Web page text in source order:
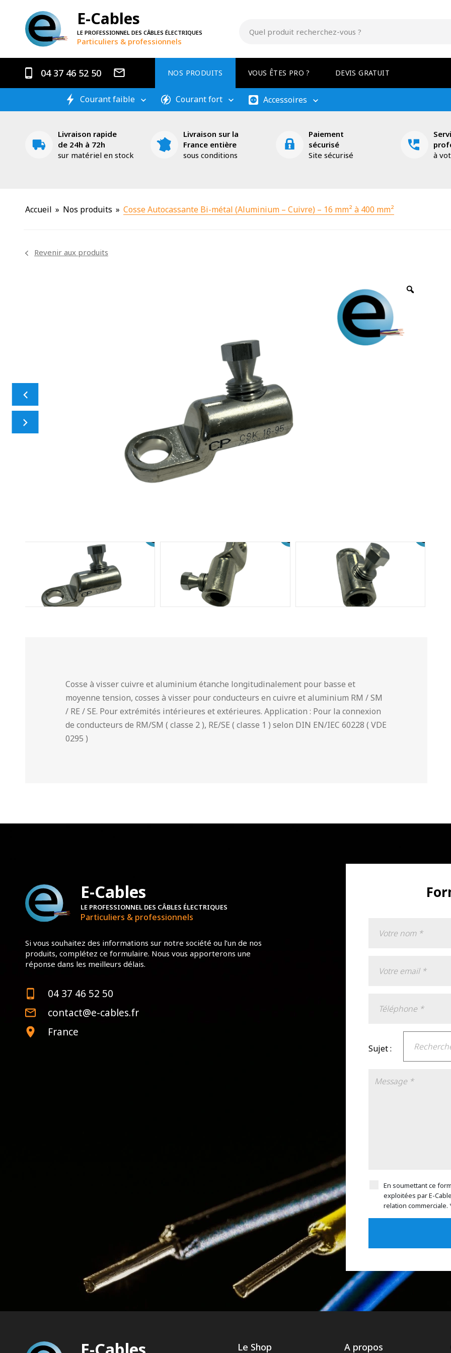
E-Cables
LE PROFESSIONNEL DES CÂBLES ÉLECTRIQUES
Particuliers & professionnels
04 37 46 52 50 NOS PRODUITS VOUS ÊTES PRO ? DEVIS GRATUIT
Courant faible Courant fort Accessoires
Livraison rapide
de 24h à 72h
sur matériel en stock
Livraison sur la
France entière
sous conditions
Paiement
sécurisé
Site sécurisé
à
Accueil » Nos produits » Cosse Autocassante Bi-métal (Aluminium – Cuivre) – 16 mm² à 400 mm²
Revenir aux produits
Cosse à visser cuivre et aluminium étanche longitudinalement pour basse et
moyenne tension, cosses à visser pour conducteurs en cuivre et aluminium RM / SM
/ RE / SE. Pour extrémités intérieures et extérieures. Application : Pour la connexion
de conducteurs de RM/SM ( classe 2 ), RE/SE ( classe 1 ) selon DIN EN/IEC 60228 ( VDE
0295 )
E-Cables
LE PROFESSIONNEL DES CÂBLES ÉLECTRIQUES
Particuliers & professionnels
Si vous souhaitez des informations sur notre société ou l’un de nos
produits, complétez ce formulaire. Nous vous apporterons une
réponse dans les meilleurs délais.
04 37 46 52 50
contact@e-cables.fr
France
Sujet :
En soumettant ce
exploitées par E-
relation commerciale.
Le Shop A propos